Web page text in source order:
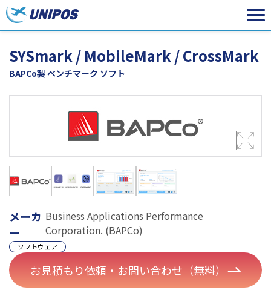
SYSmark / MobileMark / CrossMark
BAPCo製 ベンチマーク ソフト
メーカ
ー
Business Applications Performance
Corporation. (BAPCo)
ソフトウェア
お見積もり依頼・お問い合わせ（無料）